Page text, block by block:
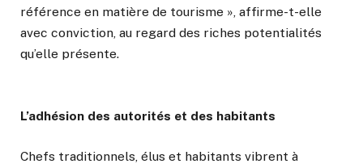
référence en matière de tourisme », affirme-t-elle
avec conviction, au regard des riches potentialités
qu’elle présente.
L’adhésion des autorités et des habitants
Chefs traditionnels, élus et habitants vibrent à